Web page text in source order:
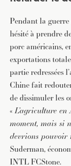
Pendant la guerre
hésité à prendre
porc américains,
exportations
partie redressées
Chine fait
de dissimuler les
«L’agriculture en
moment, mais si
devrions pouvoir
Suderman,
INTL FCStone.